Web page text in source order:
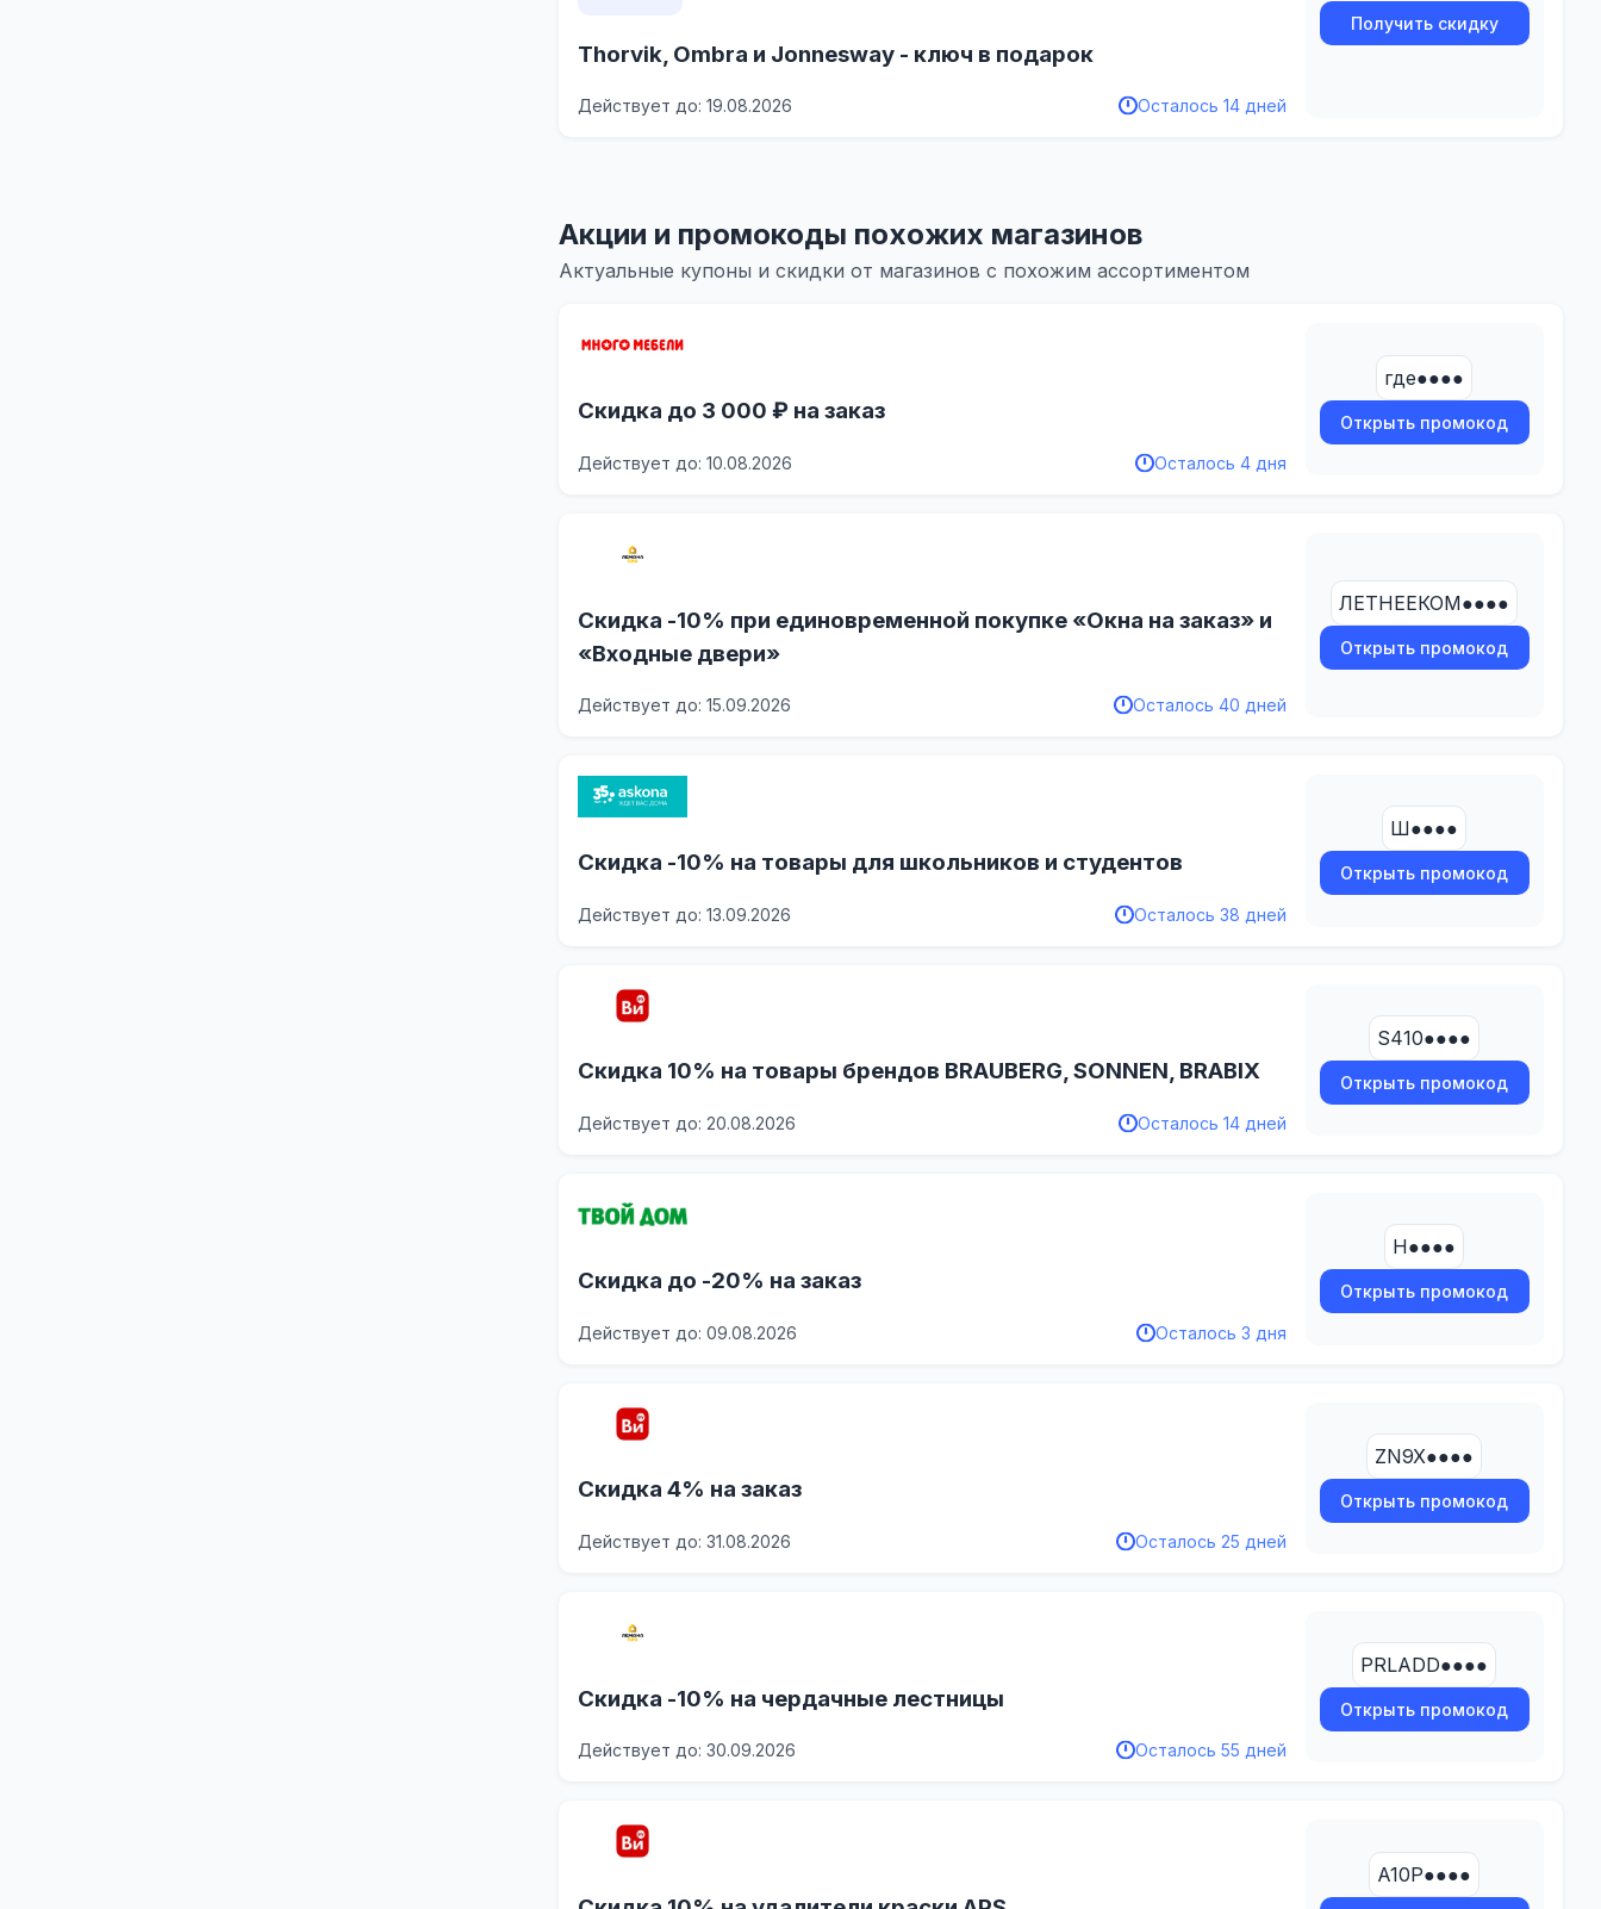
Thorvik, Ombra и Jonnesway - ключ в подарок
Действует до: 19.08.2026 Осталось 14 дней
Получить скидку
Акции и промокоды похожих магазинов
Актуальные купоны и скидки от магазинов с похожим ассортиментом
Скидка до 3 000 ₽ на заказ
Действует до: 10.08.2026 Осталось 4 дня
где●●●●
Открыть промокод
Скидка -10% при единовременной покупке «Окна на заказ» и
«Входные двери»
Действует до: 15.09.2026 Осталось 40 дней
ЛЕТНЕЕКОМ●●●●
Открыть промокод
Скидка -10% на товары для школьников и студентов
Действует до: 13.09.2026 Осталось 38 дней
Ш●●●●
Открыть промокод
Скидка 10% на товары брендов BRAUBERG, SONNEN, BRABIX
Действует до: 20.08.2026 Осталось 14 дней
S410●●●●
Открыть промокод
Скидка до -20% на заказ
Действует до: 09.08.2026 Осталось 3 дня
H●●●●
Открыть промокод
Скидка 4% на заказ
Действует до: 31.08.2026 Осталось 25 дней
ZN9X●●●●
Открыть промокод
Скидка -10% на чердачные лестницы
Действует до: 30.09.2026 Осталось 55 дней
PRLADD●●●●
Открыть промокод
A10P●●●●